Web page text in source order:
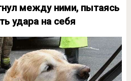
между ними, пытаясь
удара на себя